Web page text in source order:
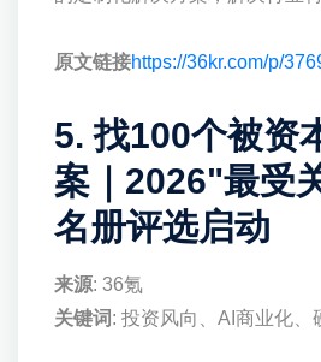
原文链接https://36kr.com/p/
5. 找100个被资
案｜2026"最受
名册评选启动
来源: 36氪
关键词 : 投资风向、AI商业化、